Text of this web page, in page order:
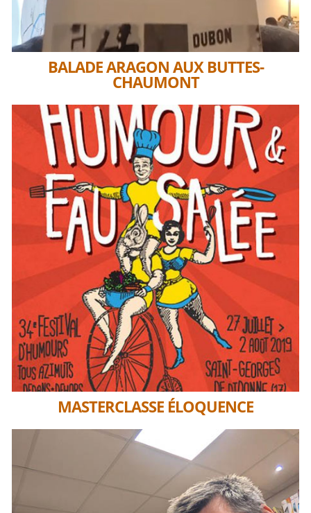
BALADE ARAGON AUX BUTTES-
CHAUMONT
MASTERCLASSE ÉLOQUENCE